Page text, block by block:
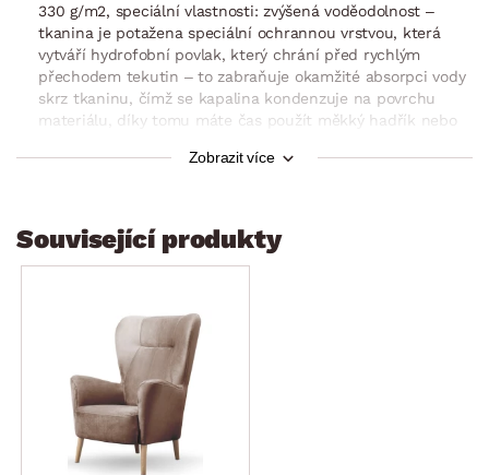
330 g/m2, speciální vlastnosti: zvýšená voděodolnost –
tkanina je potažena speciální ochrannou vrstvou, která
vytváří hydrofobní povlak, který chrání před rychlým
přechodem tekutin – to zabraňuje okamžité absorpci vody
skrz tkaninu, čímž se kapalina kondenzuje na povrchu
materiálu, díky tomu máte čas použít měkký hadřík nebo
přírodní dub
vysoce elegantní styl
dodáváno v částečném demontu
Zobrazit více
Související produkty